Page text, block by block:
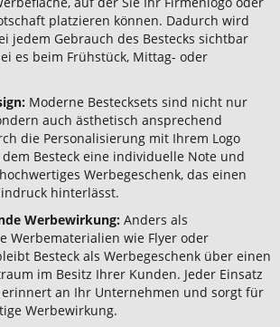
platzieren können. Dadurch wird
jedem Gebrauch des Bestecks sichtbar
es beim Frühstück, Mittag- oder
Moderne Bestecksets sind nicht nur
auch ästhetisch ansprechend
die Personalisierung mit Ihrem Logo
Besteck eine individuelle Note und
Werbegeschenk, das einen
hinterlässt.
Werbewirkung: Anders als
Werbematerialien wie Flyer oder
Besteck als Werbegeschenk über einen
im Besitz Ihrer Kunden. Jeder Einsatz
erinnert an Ihr Unternehmen und sorgt für
Werbewirkung.